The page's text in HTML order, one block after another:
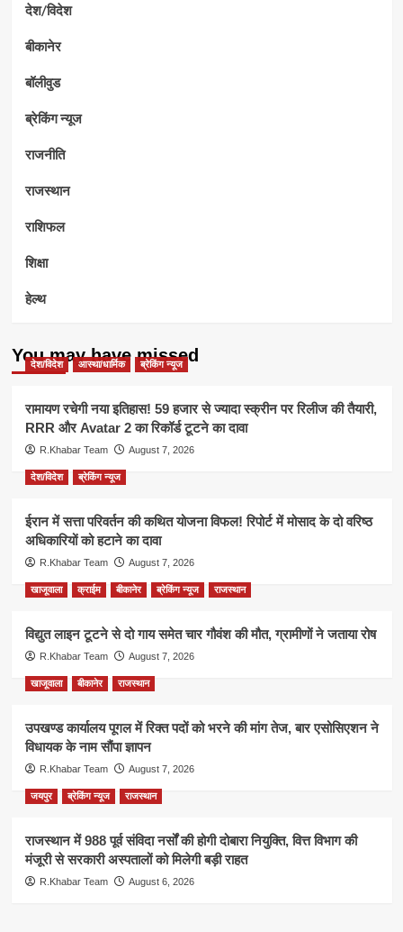
देश/विदेश
बीकानेर
बॉलीवुड
ब्रेकिंग न्यूज
राजनीति
राजस्थान
राशिफल
शिक्षा
हेल्थ
You may have missed
देश/विदेश आस्था/धार्मिक ब्रेकिंग न्यूज
रामायण रचेगी नया इतिहास! 59 हजार से ज्यादा स्क्रीन पर रिलीज की तैयारी,
RRR और Avatar 2 का रिकॉर्ड टूटने का दावा
R.Khabar Team August 7, 2026
देश/विदेश ब्रेकिंग न्यूज
ईरान में सत्ता परिवर्तन की कथित योजना विफल! रिपोर्ट में मोसाद के दो वरिष्ठ
अधिकारियों को हटाने का दावा
R.Khabar Team August 7, 2026
खाजूवाला क्राईम बीकानेर ब्रेकिंग न्यूज राजस्थान
विद्युत लाइन टूटने से दो गाय समेत चार गौवंश की मौत, ग्रामीणों ने जताया रोष
R.Khabar Team August 7, 2026
खाजूवाला बीकानेर राजस्थान
उपखण्ड कार्यालय पूगल में रिक्त पदों को भरने की मांग तेज, बार एसोसिएशन ने
विधायक के नाम सौंपा ज्ञापन
R.Khabar Team August 7, 2026
जयपुर ब्रेकिंग न्यूज राजस्थान
राजस्थान में 988 पूर्व संविदा नर्सों की होगी दोबारा नियुक्ति, वित्त विभाग की
मंजूरी से सरकारी अस्पतालों को मिलेगी बड़ी राहत
R.Khabar Team August 6, 2026